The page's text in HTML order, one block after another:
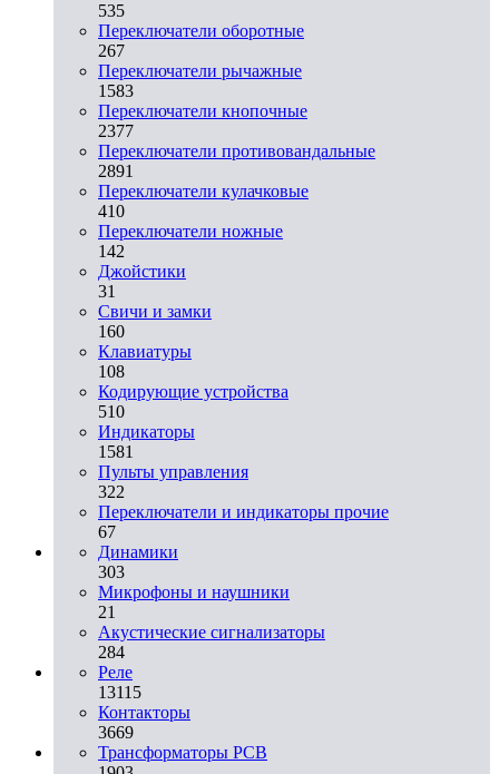
535
Переключатели оборотные
267
Переключатели рычажные
1583
Переключатели кнопочные
2377
Переключатели противовандальные
2891
Переключатели кулачковые
410
Переключатели ножные
142
Джойстики
31
Свичи и замки
160
Клавиатуры
108
Кодирующие устройства
510
Индикаторы
1581
Пульты управления
322
Переключатели и индикаторы прочие
67
Динамики
303
Микрофоны и наушники
21
Акустические сигнализаторы
284
Реле
13115
Контакторы
3669
Трансформаторы PCB